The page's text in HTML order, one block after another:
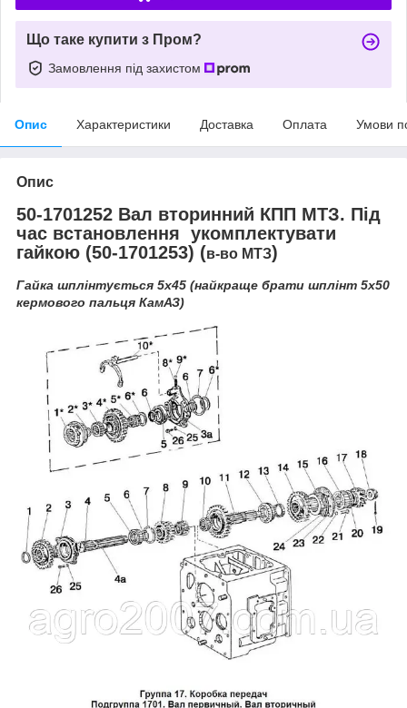
Що таке купити з Пром?
Замовлення під захистом
Опис Характеристики Доставка Оплата Умови
Опис
50-1701252 Вал вторинний КПП МТЗ. Під
час встановлення укомплектувати
гайкою (50-1701253) (в-во МТЗ)
Гайка шплінтується 5х45 (найкраще брати шплінт 5х50
кермового пальця КамАЗ)